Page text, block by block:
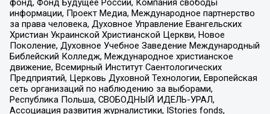
фонд, Фонд Будущее России, Компания свободы
информации, Проект Медиа, Международное партнерство
за права человека, Духовное Управление Евангельских
Христиан Украинской Христианской Церкви, Новое
Поколение, Духовное Учебное Заведение Международный
Библейский Колледж, Международное христианское
движение, Всемирный Институт Саентологических
Предприятий, Церковь Духовной Технологии, Европейская
сеть организаций по наблюдению за выборами,
Республика Польша, СВОБОДНЫЙ ИДЕЛЬ-УРАЛ,
Ассоциация развития журналистики, IStories fonds,